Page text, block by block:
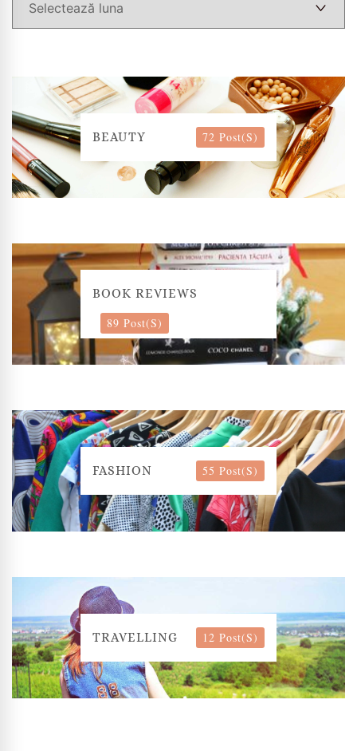
BEAUTY 72 Post(s)
BOOK REVIEWS
89 Post(s)
FASHION 55 Post(s)
TRAVELLING 12 Post(s)